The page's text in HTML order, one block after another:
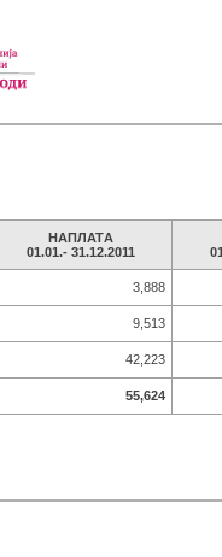
НАПЛАТA
01.01.- 31.12.2011
3,888
9,513
42,223
55,624